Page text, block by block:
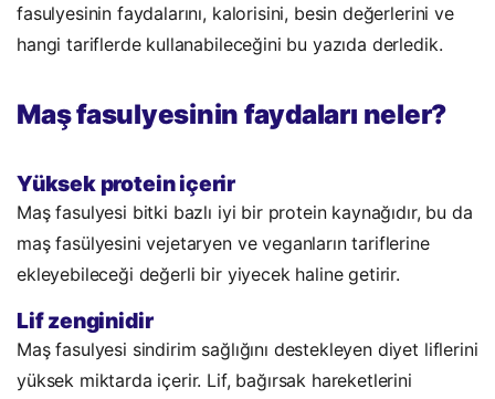
fasulyesinin faydalarını, kalorisini, besin değerlerini ve
hangi tariflerde kullanabileceğini bu yazıda derledik.
Maş fasulyesinin faydaları neler?
Yüksek protein içerir
Maş fasulyesi bitki bazlı iyi bir protein kaynağıdır, bu da
maş fasülyesini vejetaryen ve veganların tariflerine
ekleyebileceği değerli bir yiyecek haline getirir.
Lif zenginidir
Maş fasulyesi sindirim sağlığını destekleyen diyet liflerini
yüksek miktarda içerir. Lif, bağırsak hareketlerini